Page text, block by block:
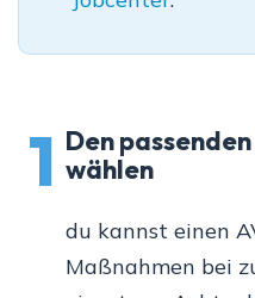
1 Den
wählen
du kannst einen
Maßnahmen bei